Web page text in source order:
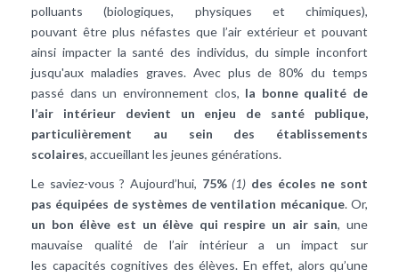
polluants (biologiques, physiques et chimiques),
pouvant être plus néfastes que l’air extérieur et pouvant
ainsi impacter la santé des individus, du simple inconfort
jusqu'aux maladies graves. Avec plus de 80% du temps
passé dans un environnement clos, la bonne qualité de
l’air intérieur devient un enjeu de santé publique,
particulièrement au sein des établissements
scolaires, accueillant les jeunes générations.
Le saviez-vous ? Aujourd’hui, 75% (1) des écoles ne sont
pas équipées de systèmes de ventilation mécanique. Or,
un bon élève est un élève qui respire un air sain, une
mauvaise qualité de l’air intérieur a un impact sur
les capacités cognitives des élèves. En effet, alors qu’une